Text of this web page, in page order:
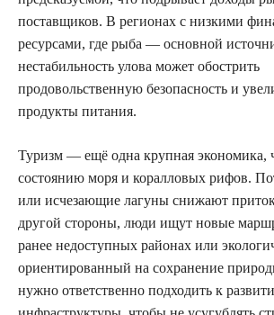
поставщиков. В регионах с низкими
ресурсами, где рыба — основной
нестабильность улова может обострить
продовольственную безопасность и
продукты питания.
Туризм — ещё одна крупная экономика,
состоянию моря и коралловых рифов.
или исчезающие лагуны снижают
другой стороны, люди ищут новые
ранее недоступных районах или
ориентированный на сохранение
нужно ответственно подходить к